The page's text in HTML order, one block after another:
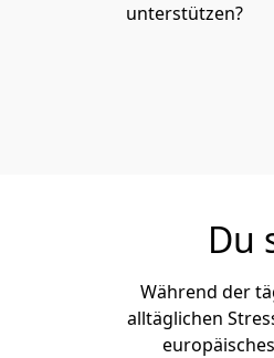
unterstützen?
Du
Während der
alltäglichen